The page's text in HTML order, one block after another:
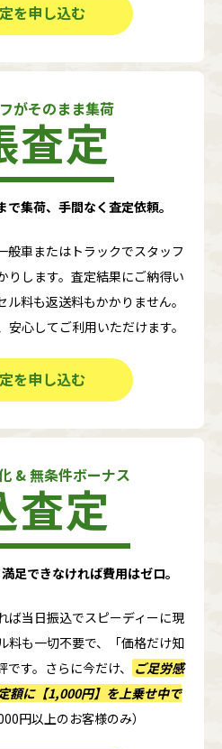
を申し込む
がそのまま集荷
査定
集荷、手間なく査定依頼。
般車またはトラックでスタッフ
りします。査定結果にご納得い
料も返送料もかかりません。
心してご利用いただけます。
を申し込む
& 無条件ボーナス
査定
足できなければ費用はゼロ。
ば当日振込でスピーディーに現
料も一切不要で、「価格だけ知
す。さらに今だけ、
ご足労感
額に【1,000円】 を上乗せ中で
円以上のお客様のみ）